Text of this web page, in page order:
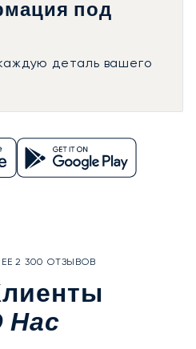
под
деталь вашего
2 300 ОТЗЫВОВ
Нас